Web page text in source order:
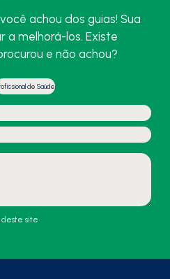
achou dos guias! Sua
a melhorá-los. Existe
e não achou?
de Saúde
deste site